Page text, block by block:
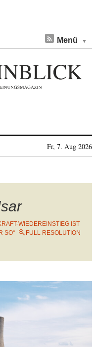
Menü
Fr, 7. Aug 2026
WIEDEREINSTIEG IST
SO“
FULL RESOLUTION